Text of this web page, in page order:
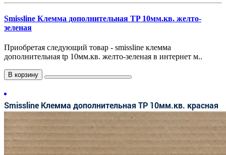
Smissline Клемма дополнительная TP 10мм.кв. желто-
зеленая
Приобретая следующий товар - smissline клемма
дополнительная tp 10мм.кв. желто-зеленая в интернет м..
В корзину